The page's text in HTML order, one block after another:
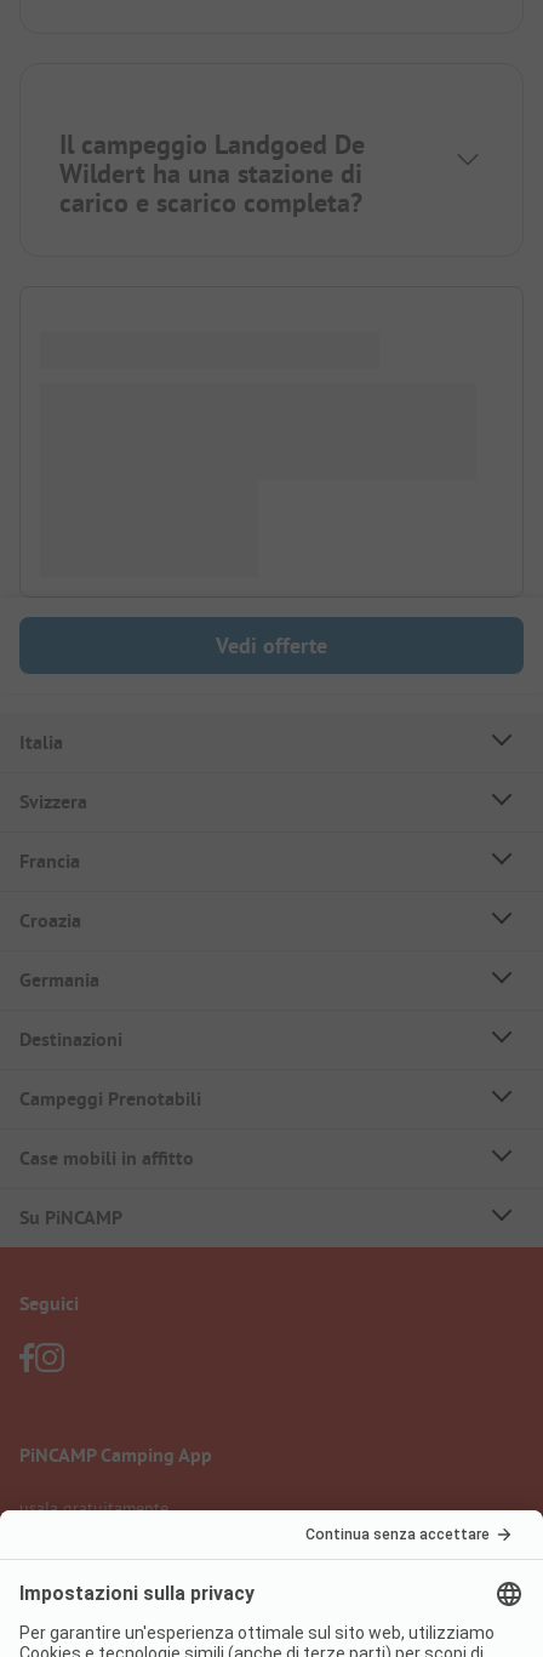
Il campeggio Landgoed De
Wildert ha una stazione di
carico e scarico completa?
Vedi offerte
Italia
Svizzera
Francia
Croazia
Germania
Destinazioni
Campeggi Prenotabili
Case mobili in affitto
Su PiNCAMP
Seguici
PiNCAMP Camping App
usala gratuitamente
Informazione legale Condizioni d'uso